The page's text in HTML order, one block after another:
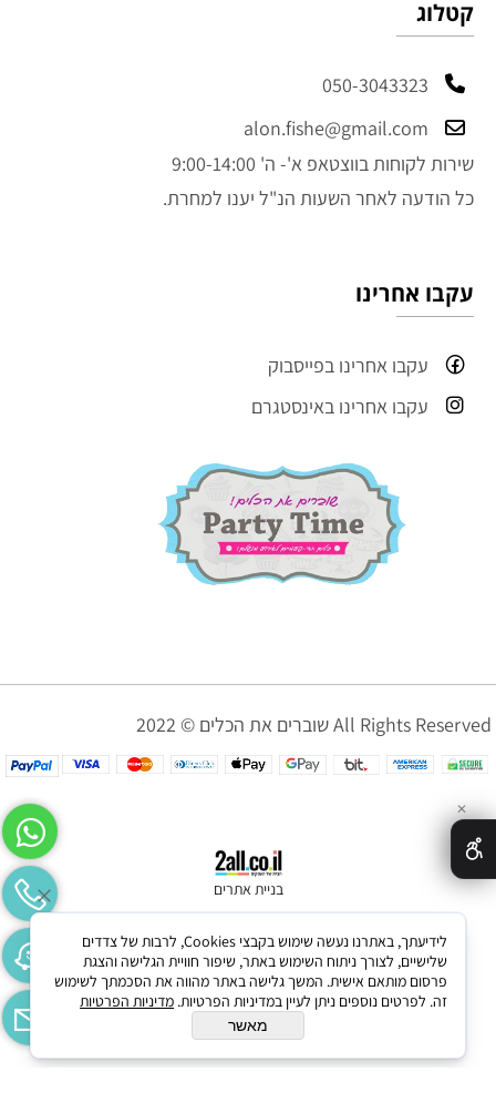
קטלוג
050-3043323
alon.fishe@gmail.com
שירות לקוחות בווצטאפ א'- ה' 9:00-14:00
כל הודעה לאחר השעות הנ"ל יענו למחרת.
עקבו אחרינו
עקבו אחרינו בפייסבוק
עקבו אחרינו באינסטגרם
שוברים את הכלים © 2022 All Rights Reserved
בניית אתרים
✕
לידיעתך, באתרנו נעשה שימוש בקבצי Cookies, לרבות של צדדים
שלישיים, לצורך ניתוח השימוש באתר, שיפור חוויית הגלישה והצגת
פרסום מותאם אישית. המשך גלישה באתר מהווה את הסכמתך לשימוש
זה. לפרטים נוספים ניתן לעיין במדיניות הפרטיות. מדיניות הפרטיות
מאשר